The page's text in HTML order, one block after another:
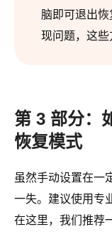
脑即可退出
现问题，这些
第 3 部分：
恢复模式
虽然手动设置在一
一失。建议使用专
在这里，我们推荐